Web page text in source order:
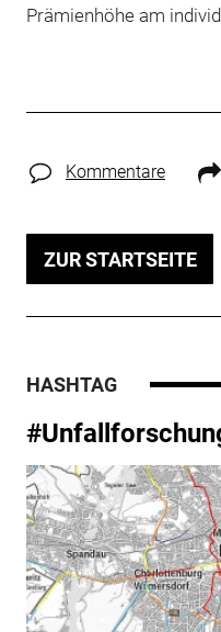
Prämienhöhe am
Kommentare
ZUR STARTSEITE
HASHTAG